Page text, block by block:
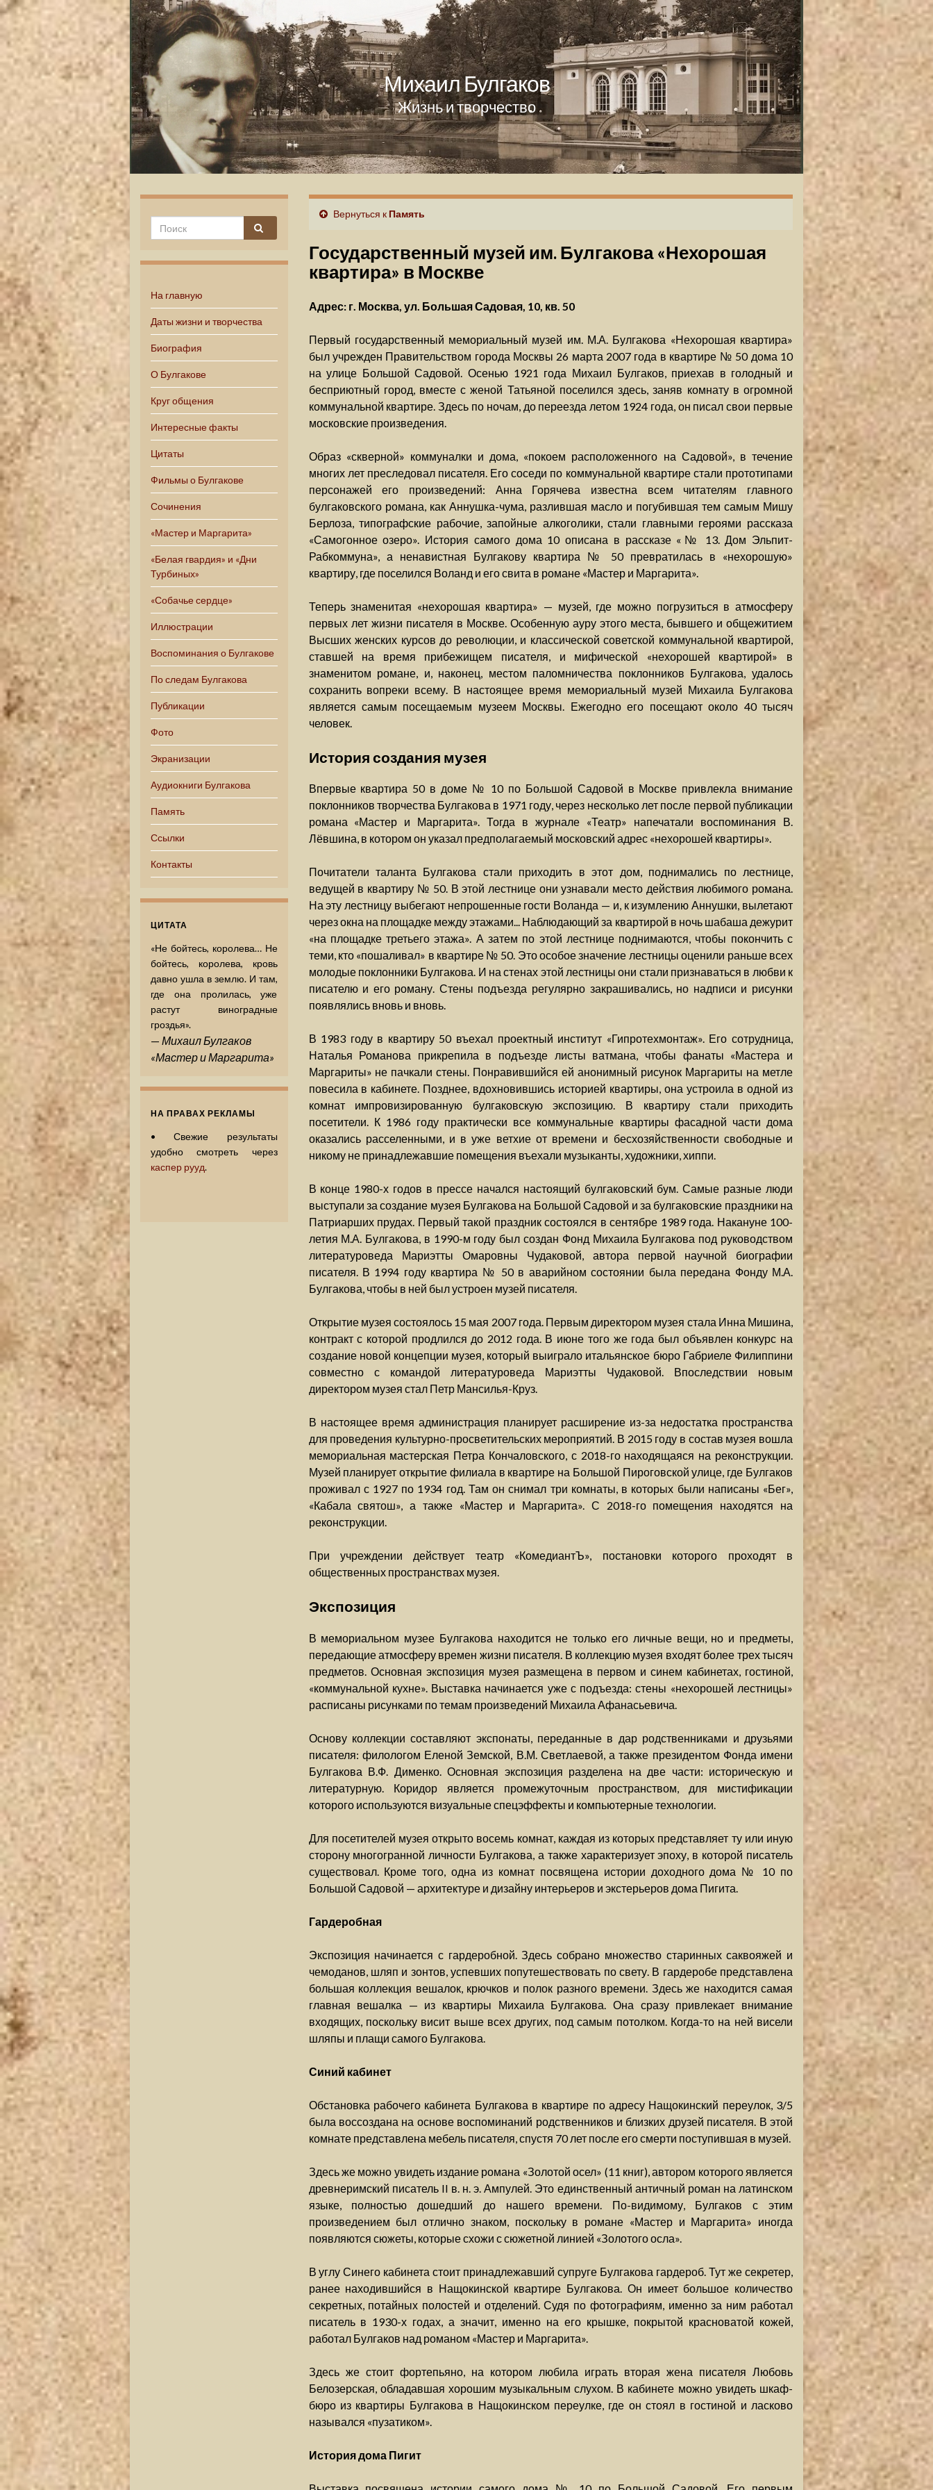
Михаил Булгаков
Жизнь и творчество
На главную
Даты жизни и творчества
Биография
О Булгакове
Круг общения
Интересные факты
Цитаты
Фильмы о Булгакове
Сочинения
«Мастер и Маргарита»
«Белая гвардия» и «Дни
Турбиных»
«Собачье сердце»
Иллюстрации
Воспоминания о Булгакове
По следам Булгакова
Публикации
Фото
Экранизации
Аудиокниги Булгакова
Память
Ссылки
Контакты
ЦИТАТА
«Не бойтесь, королева… Не
бойтесь, королева, кровь
давно ушла в землю. И там,
где она пролилась, уже
растут виноградные
гроздья».
— Михаил Булгаков
«Мастер и Маргарита»
НА ПРАВАХ РЕКЛАМЫ
•Свежие результаты
удобно смотреть через
каспер рууд.
Вернуться к Память
Государственный музей им. Булгакова «Нехорошая
квартира» в Москве
Адрес: г. Москва, ул. Большая Садовая, 10, кв. 50
Первый государственный мемориальный музей им. М.А. Булгакова «Нехорошая квартира»
был учрежден Правительством города Москвы 26 марта 2007 года в квартире № 50 дома 10
на улице Большой Садовой. Осенью 1921 года Михаил Булгаков, приехав в голодный и
бесприютный город, вместе с женой Татьяной поселился здесь, заняв комнату в огромной
коммунальной квартире. Здесь по ночам, до переезда летом 1924 года, он писал свои первые
московские произведения.
Образ «скверной» коммуналки и дома, «покоем расположенного на Садовой», в течение
многих лет преследовал писателя. Его соседи по коммунальной квартире стали прототипами
персонажей его произведений: Анна Горячева известна всем читателям главного
булгаковского романа, как Аннушка-чума, разлившая масло и погубившая тем самым Мишу
Берлоза, типографские рабочие, запойные алкоголики, стали главными героями рассказа
«Самогонное озеро». История самого дома 10 описана в рассказе «№ 13. Дом Эльпит-
Рабкоммуна», а ненавистная Булгакову квартира № 50 превратилась в «нехорошую»
квартиру, где поселился Воланд и его свита в романе «Мастер и Маргарита».
Теперь знаменитая «нехорошая квартира» — музей, где можно погрузиться в атмосферу
первых лет жизни писателя в Москве. Особенную ауру этого места, бывшего и общежитием
Высших женских курсов до революции, и классической советской коммунальной квартирой,
ставшей на время прибежищем писателя, и мифической «нехорошей квартирой» в
знаменитом романе, и, наконец, местом паломничества поклонников Булгакова, удалось
сохранить вопреки всему. В настоящее время мемориальный музей Михаила Булгакова
является самым посещаемым музеем Москвы. Ежегодно его посещают около 40 тысяч
человек.
История создания музея
Впервые квартира 50 в доме № 10 по Большой Садовой в Москве привлекла внимание
поклонников творчества Булгакова в 1971 году, через несколько лет после первой публикации
романа «Мастер и Маргарита». Тогда в журнале «Театр» напечатали воспоминания В.
Лёвшина, в котором он указал предполагаемый московский адрес «нехорошей квартиры».
Почитатели таланта Булгакова стали приходить в этот дом, поднимались по лестнице,
ведущей в квартиру № 50. В этой лестнице они узнавали место действия любимого романа.
На эту лестницу выбегают непрошенные гости Воланда — и, к изумлению Аннушки, вылетают
через окна на площадке между этажами... Наблюдающий за квартирой в ночь шабаша дежурит
«на площадке третьего этажа». А затем по этой лестнице поднимаются, чтобы покончить с
теми, кто «пошаливал» в квартире № 50. Это особое значение лестницы оценили раньше всех
молодые поклонники Булгакова. И на стенах этой лестницы они стали признаваться в любви к
писателю и его роману. Стены подъезда регулярно закрашивались, но надписи и рисунки
появлялись вновь и вновь.
В 1983 году в квартиру 50 въехал проектный институт «Гипротехмонтаж». Его сотрудница,
Наталья Романова прикрепила в подъезде листы ватмана, чтобы фанаты «Мастера и
Маргариты» не пачкали стены. Понравившийся ей анонимный рисунок Маргариты на метле
повесила в кабинете. Позднее, вдохновившись историей квартиры, она устроила в одной из
комнат импровизированную булгаковскую экспозицию. В квартиру стали приходить
посетители. К 1986 году практически все коммунальные квартиры фасадной части дома
оказались расселенными, и в уже ветхие от времени и бесхозяйственности свободные и
никому не принадлежавшие помещения въехали музыканты, художники, хиппи.
В конце 1980-х годов в прессе начался настоящий булгаковский бум. Самые разные люди
выступали за создание музея Булгакова на Большой Садовой и за булгаковские праздники на
Патриарших прудах. Первый такой праздник состоялся в сентябре 1989 года. Накануне 100-
летия М.А. Булгакова, в 1990-м году был создан Фонд Михаила Булгакова под руководством
литературоведа Мариэтты Омаровны Чудаковой, автора первой научной биографии
писателя. В 1994 году квартира № 50 в аварийном состоянии была передана Фонду М.А.
Булгакова, чтобы в ней был устроен музей писателя.
Открытие музея состоялось 15 мая 2007 года. Первым директором музея стала Инна Мишина,
контракт с которой продлился до 2012 года. В июне того же года был объявлен конкурс на
создание новой концепции музея, который выиграло итальянское бюро Габриеле Филиппини
совместно с командой литературоведа Мариэтты Чудаковой. Впоследствии новым
директором музея стал Петр Мансилья-Круз.
В настоящее время администрация планирует расширение из-за недостатка пространства
для проведения культурно-просветительских мероприятий. В 2015 году в состав музея вошла
мемориальная мастерская Петра Кончаловского, с 2018-го находящаяся на реконструкции.
Музей планирует открытие филиала в квартире на Большой Пироговской улице, где Булгаков
проживал с 1927 по 1934 год. Там он снимал три комнаты, в которых были написаны «Бег»,
«Кабала святош», а также «Мастер и Маргарита». С 2018-го помещения находятся на
реконструкции.
При учреждении действует театр «КомедиантЪ», постановки которого проходят в
общественных пространствах музея.
Экспозиция
В мемориальном музее Булгакова находится не только его личные вещи, но и предметы,
передающие атмосферу времен жизни писателя. В коллекцию музея входят более трех тысяч
предметов. Основная экспозиция музея размещена в первом и синем кабинетах, гостиной,
«коммунальной кухне». Выставка начинается уже с подъезда: стены «нехорошей лестницы»
расписаны рисунками по темам произведений Михаила Афанасьевича.
Основу коллекции составляют экспонаты, переданные в дар родственниками и друзьями
писателя: филологом Еленой Земской, В.М. Светлаевой, а также президентом Фонда имени
Булгакова В.Ф. Дименко. Основная экспозиция разделена на две части: историческую и
литературную. Коридор является промежуточным пространством, для мистификации
которого используются визуальные спецэффекты и компьютерные технологии.
Для посетителей музея открыто восемь комнат, каждая из которых представляет ту или иную
сторону многогранной личности Булгакова, а также характеризует эпоху, в которой писатель
существовал. Кроме того, одна из комнат посвящена истории доходного дома № 10 по
Большой Садовой — архитектуре и дизайну интерьеров и экстерьеров дома Пигита.
Гардеробная
Экспозиция начинается с гардеробной. Здесь собрано множество старинных саквояжей и
чемоданов, шляп и зонтов, успевших попутешествовать по свету. В гардеробе представлена
большая коллекция вешалок, крючков и полок разного времени. Здесь же находится самая
главная вешалка — из квартиры Михаила Булгакова. Она сразу привлекает внимание
входящих, поскольку висит выше всех других, под самым потолком. Когда-то на ней висели
шляпы и плащи самого Булгакова.
Синий кабинет
Обстановка рабочего кабинета Булгакова в квартире по адресу Нащокинский переулок, 3/5
была воссоздана на основе воспоминаний родственников и близких друзей писателя. В этой
комнате представлена мебель писателя, спустя 70 лет после его смерти поступившая в музей.
Здесь же можно увидеть издание романа «Золотой осел» (11 книг), автором которого является
древнеримский писатель II в. н. э. Ампулей. Это единственный античный роман на латинском
языке, полностью дошедший до нашего времени. По-видимому, Булгаков с этим
произведением был отлично знаком, поскольку в романе «Мастер и Маргарита» иногда
появляются сюжеты, которые схожи с сюжетной линией «Золотого осла».
В углу Синего кабинета стоит принадлежавший супруге Булгакова гардероб. Тут же секретер,
ранее находившийся в Нащокинской квартире Булгакова. Он имеет большое количество
секретных, потайных полостей и отделений. Судя по фотографиям, именно за ним работал
писатель в 1930-х годах, а значит, именно на его крышке, покрытой красноватой кожей,
работал Булгаков над романом «Мастер и Маргарита».
Здесь же стоит фортепьяно, на котором любила играть вторая жена писателя Любовь
Белозерская, обладавшая хорошим музыкальным слухом. В кабинете можно увидеть шкаф-
бюро из квартиры Булгакова в Нащокинском переулке, где он стоял в гостиной и ласково
назывался «пузатиком».
История дома Пигит